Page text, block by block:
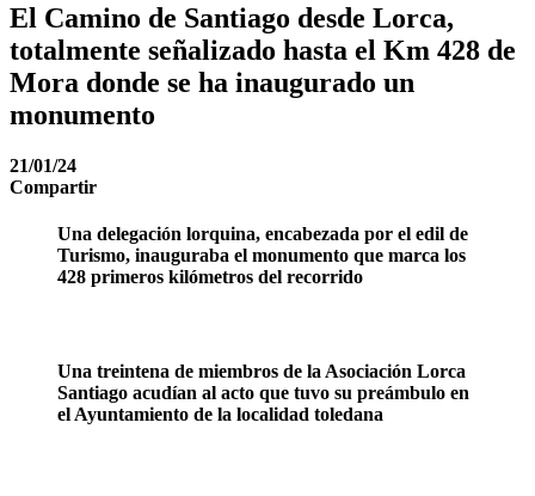
El Camino de Santiago desde Lorca,
totalmente señalizado hasta el Km 428 de
Mora donde se ha inaugurado un
monumento
21/01/24
Compartir
Una delegación lorquina, encabezada por el edil de
Turismo, inauguraba el monumento que marca los
428 primeros kilómetros del recorrido
Una treintena de miembros de la Asociación Lorca
Santiago acudían al acto que tuvo su preámbulo en
el Ayuntamiento de la localidad toledana